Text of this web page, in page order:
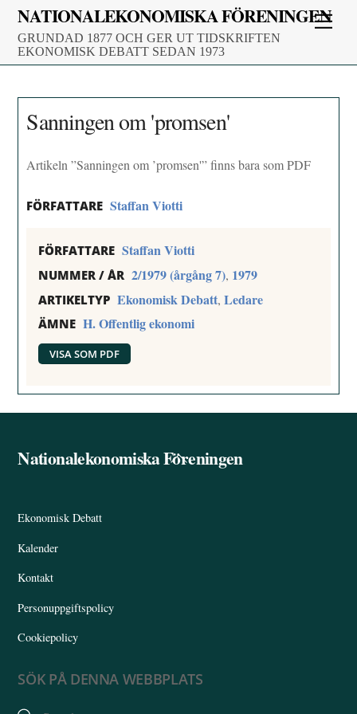
Skip
content
NATIONALEKONOMISKA FÖRENINGEN
GRUNDAD 1877 OCH GER UT TIDSKRIFTEN
EKONOMISK DEBATT SEDAN 1973
Sanningen om 'promsen'
Artikeln ”Sanningen om ’promsen'” finns bara som PDF
FÖRFATTARE Staffan Viotti
FÖRFATTARE Staffan Viotti
NUMMER / ÅR 2/1979 (årgång 7), 1979
ARTIKELTYP Ekonomisk Debatt,Ledare
ÄMNE H. Offentlig ekonomi
VISA SOM PDF
Back
Nationalekonomiska Föreningen
Ekonomisk Debatt
Kalender
Kontakt
Personuppgiftspolicy
Cookiepolicy
SÖK PÅ DENNA WEBBPLATS